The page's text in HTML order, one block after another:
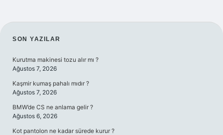
SIDEBAR
SON YAZILAR
Kurutma makinesi tozu alır mı ?
Ağustos 7, 2026
Kaşmir kumaş pahalı mıdır ?
Ağustos 7, 2026
BMW’de CS ne anlama gelir ?
Ağustos 6, 2026
Kot pantolon ne kadar sürede kurur ?